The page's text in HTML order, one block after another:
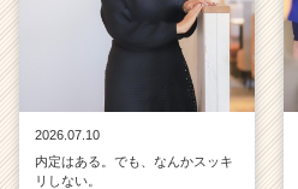
2026.07.10
内定はある。でも、なんかスッキ
リしない。